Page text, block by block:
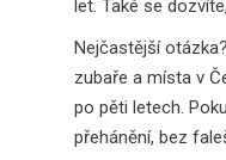
let. Také se
Nejčastější
zubaře a místa v
po pěti letech.
přehánění, bez